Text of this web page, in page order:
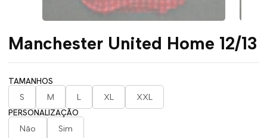
Manchester United Home 12/13
TAMANHOS
S
M L XL
XXL
PERSONALIZAÇÃO
Não
Sim